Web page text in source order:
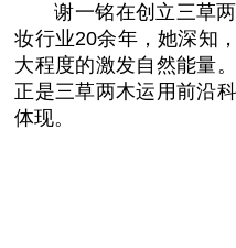
谢一铭在创立三草
妆行业20余年，她深知
大程度的激发自然能量
正是三草两木运用前沿
体现。